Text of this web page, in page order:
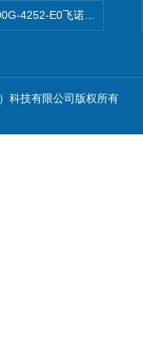
4252-E0飞诺美Luna
科技有限公司版权所有